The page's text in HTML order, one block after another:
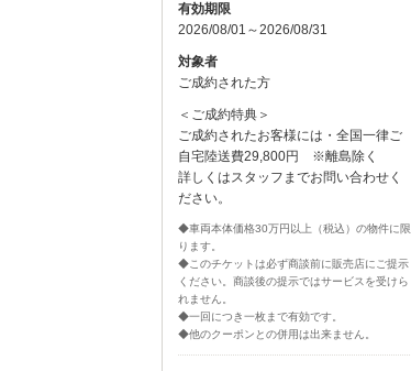
有効期限
2026/08/01～2026/08/31
対象者
ご成約された方
＜ご成約特典＞
ご成約されたお客様には・全国一律ご
自宅陸送費29,800円 ※離島除く
詳しくはスタッフまでお問い合わせく
ださい。
◆車両本体価格30万円以上（税込）の物件に限
ります。
◆このチケットは必ず商談前に販売店にご提示
ください。商談後の提示ではサービスを受けら
れません。
◆一回につき一枚まで有効です。
◆他のクーポンとの併用は出来ません。